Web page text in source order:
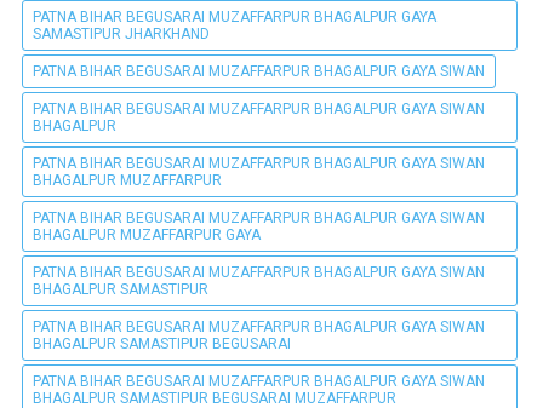
PATNA BIHAR BEGUSARAI MUZAFFARPUR BHAGALPUR GAYA
SAMASTIPUR JHARKHAND
PATNA BIHAR BEGUSARAI MUZAFFARPUR BHAGALPUR GAYA SIWAN
PATNA BIHAR BEGUSARAI MUZAFFARPUR BHAGALPUR GAYA SIWAN
BHAGALPUR
PATNA BIHAR BEGUSARAI MUZAFFARPUR BHAGALPUR GAYA SIWAN
BHAGALPUR MUZAFFARPUR
PATNA BIHAR BEGUSARAI MUZAFFARPUR BHAGALPUR GAYA SIWAN
BHAGALPUR MUZAFFARPUR GAYA
PATNA BIHAR BEGUSARAI MUZAFFARPUR BHAGALPUR GAYA SIWAN
BHAGALPUR SAMASTIPUR
PATNA BIHAR BEGUSARAI MUZAFFARPUR BHAGALPUR GAYA SIWAN
BHAGALPUR SAMASTIPUR BEGUSARAI
PATNA BIHAR BEGUSARAI MUZAFFARPUR BHAGALPUR GAYA SIWAN
BHAGALPUR SAMASTIPUR BEGUSARAI MUZAFFARPUR